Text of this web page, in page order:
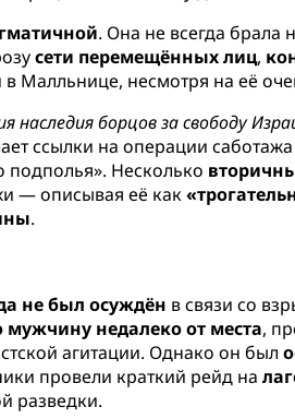
. Она не всегда брала
сети перемещённых лиц,
в Малльнице, несмотря на её
наследия борцов за свободу
ссылки на операции
подполья». Несколько
— описывая её как
.
не был осуждён в связи со
мужчину недалеко от места,
агитации. Однако он был
провели краткий рейд на
разведки.